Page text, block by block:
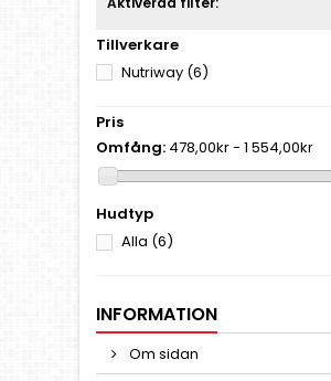
Tillverkare
Nutriway (6)
Pris
Omfång: 478,00kr - 1 554,00kr
Hudtyp
Alla (6)
INFORMATION
Om sidan